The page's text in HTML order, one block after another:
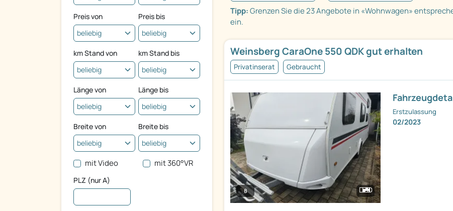
Tipp:Grenzen Sie die 23 Angebote in «Wohnwagen»
ein.
Weinsberg CaraOne 550 QDK gut erhalten
Privatinserat Gebraucht
8
Erstzulassung
02/2023
Preis von Preis bis
km Stand von km Stand bis
Länge von Länge bis
Breite von Breite bis
mit Video mit 360°VR
PLZ (nur A)